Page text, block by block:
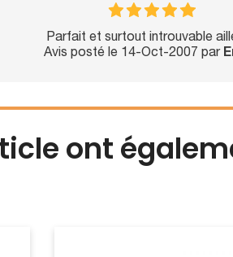
Parfait et surtout introuvable
Avis posté le 14-Oct-2007 par
ont